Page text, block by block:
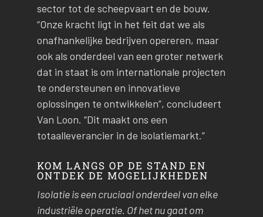
sector tot de scheepvaart en de bouw.
“Onze kracht ligt in het feit dat we als
onafhankelijke bedrijven opereren, maar
ook als onderdeel van een groter netwerk
dat in staat is om internationale projecten
te ondersteunen en innovatieve
oplossingen te ontwikkelen”, concludeert
Van Loon. “Dit maakt ons een
totaalleverancier in de isolatiemarkt.”
KOM LANGS OP DE STAND EN
ONTDEK DE MOGELIJKHEDEN
Isolatie is een cruciaal onderdeel van elke
industriële operatie. Of het nu gaat om